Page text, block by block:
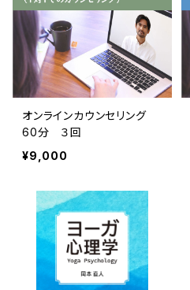
オンラインカウンセリング
60分 ３回
¥9,000